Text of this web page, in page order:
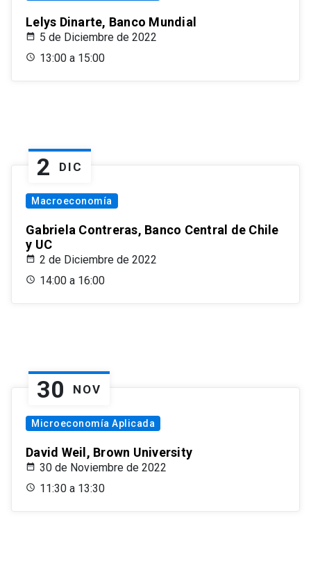
Lelys Dinarte, Banco Mundial
5 de Diciembre de 2022
13:00 a 15:00
2 DIC
Macroeconomía
Gabriela Contreras, Banco Central de Chile
y UC
2 de Diciembre de 2022
14:00 a 16:00
30 NOV
Microeconomía Aplicada
David Weil, Brown University
30 de Noviembre de 2022
11:30 a 13:30